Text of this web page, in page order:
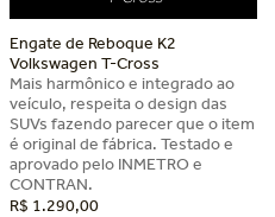
Engate de Reboque K2
Volkswagen T-Cross
Mais harmônico e integrado ao
veículo, respeita o design das
SUVs fazendo parecer que o item
é original de fábrica. Testado e
aprovado pelo INMETRO e
CONTRAN.
R$ 1.290,00